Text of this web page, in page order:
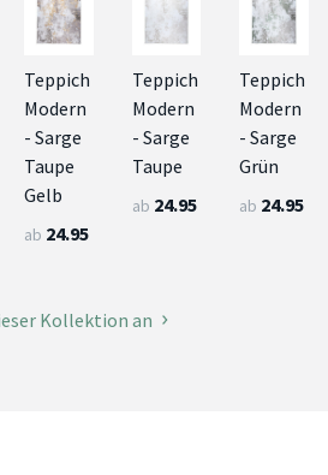
Teppich
Modern
- Sarge
Taupe
Gelb
ab 24.95
Teppich
Modern
- Sarge
Taupe
ab 24.95
Teppich
Modern
- Sarge
Grün
ab 24.95
Kollektion an